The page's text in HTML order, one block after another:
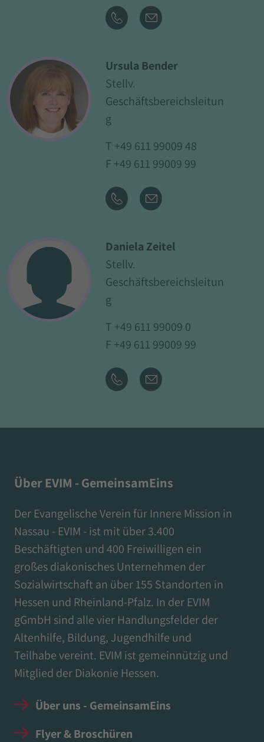
Ursula Bender
Stellv.
Geschäftsbereichsleitun
g
T +49 611 99009 48
F +49 611 99009 99
Daniela Zeitel
Stellv.
Geschäftsbereichsleitun
g
T +49 611 99009 0
F +49 611 99009 99
Über EVIM - GemeinsamEins
Der Evangelische Verein für Innere Mission in
Nassau - EVIM - ist mit über 3.400
Beschäftigten und 400 Freiwilligen ein
großes diakonisches Unternehmen der
Sozialwirtschaft an über 155 Standorten in
Hessen und Rheinland-Pfalz. In der EVIM
gGmbH sind alle vier Handlungsfelder der
Altenhilfe, Bildung, Jugendhilfe und
Teilhabe vereint. EVIM ist gemeinnützig und
Mitglied der Diakonie Hessen.
Über uns - GemeinsamEins
Flyer & Broschüren